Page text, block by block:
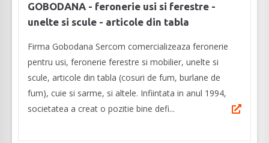
GOBODANA - feronerie usi si ferestre -
unelte si scule - articole din tabla
Firma Gobodana Sercom comercializeaza feronerie
pentru usi, feronerie ferestre si mobilier, unelte si
scule, articole din tabla (cosuri de fum, burlane de
fum), cuie si sarme, si altele. Infiintata in anul 1994,
societatea a creat o pozitie bine defi...